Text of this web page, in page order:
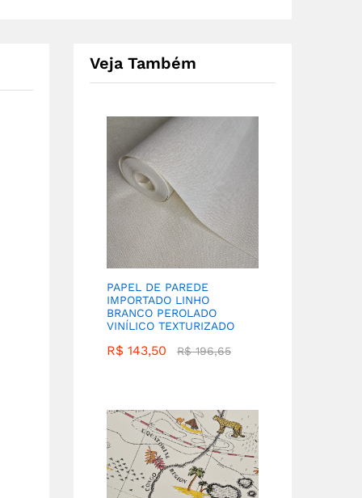
Veja Também
PAPEL DE PAREDE
IMPORTADO LINHO
BRANCO PEROLADO
VINÍLICO TEXTURIZADO
R$ 143,50 R$196,65